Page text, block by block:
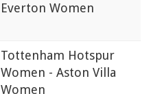
Everton Women
Tottenham Hotspur
Women - Aston Villa
Women